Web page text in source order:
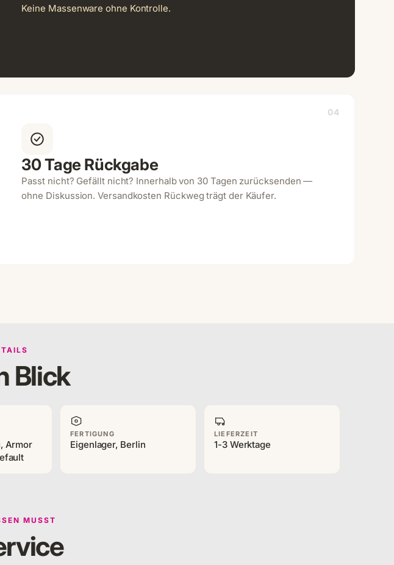
Keine Massenware ohne Kontrolle.
04
30 Tage Rückgabe
Passt nicht? Gefällt nicht? Innerhalb von 30 Tagen zurücksenden —
ohne Diskussion. Versandkosten Rückweg trägt der Käufer.
Blick
Armor
FERTIGUNG
Eigenlager, Berlin
LIEFERZEIT
1-3 Werktage
MUSST